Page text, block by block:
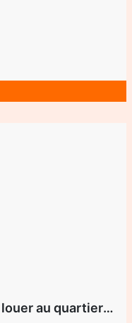
Appartement 3 chambres à louer au quartier Golf